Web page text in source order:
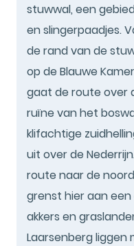
stuwwal, een
en slingerpaadjes.
de rand van de
op de Blauwe
gaat de route over
ruïne van het
klifachtige
uit over de
route naar de
grenst hier aan
akkers en
Laarsenberg